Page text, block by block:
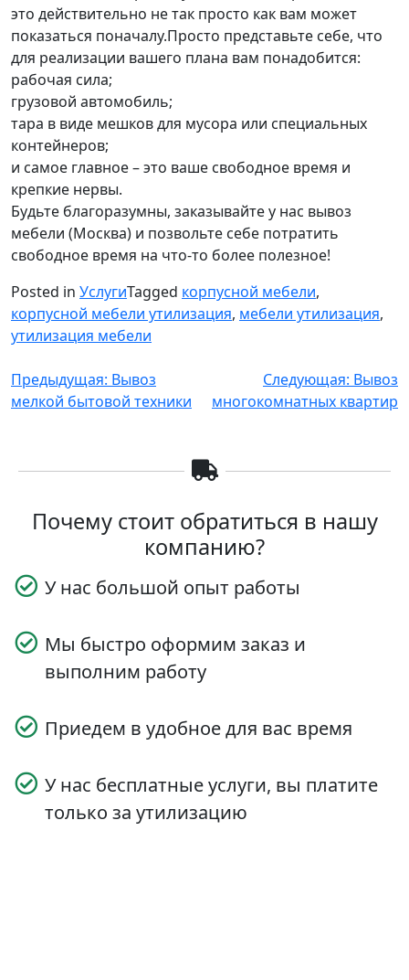
это действительно не так просто как вам может
показаться поначалу.Просто представьте себе, что
для реализации вашего плана вам понадобится:
рабочая сила;
грузовой автомобиль;
тара в виде мешков для мусора или специальных
контейнеров;
и самое главное – это ваше свободное время и
крепкие нервы.
Будьте благоразумны, заказывайте у нас вывоз
мебели (Москва) и позвольте себе потратить
свободное время на что-то более полезное!
Posted in УслугиTagged корпусной мебели,
корпусной мебели утилизация, мебели утилизация,
утилизация мебели
Навигация
по
Предыдущая: Вывоз
мелкой бытовой техники
Следующая: Вывоз
многокомнатных квартир
Почему стоит обратиться в нашу
компанию?
У нас большой опыт работы
Мы быстро оформим заказ и
выполним работу
Приедем в удобное для вас время
У нас бесплатные услуги, вы платите
только за утилизацию